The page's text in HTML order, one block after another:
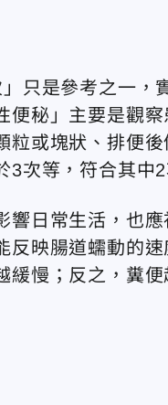
只是參考之一，
秘」主要是觀
或塊狀、排便
次等，符合其中
響日常生活，也
映腸道蠕動的
慢；反之，糞便